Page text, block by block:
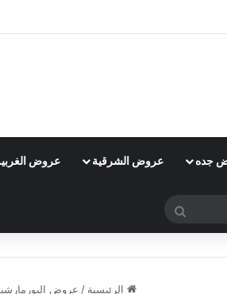
جده عروض الشرقية عروض
بحث
الرئيسية / عروض